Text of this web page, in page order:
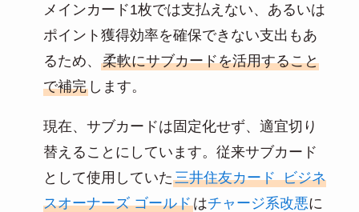
メインカード1枚では支払えない、あるいは
ポイント獲得効率を確保できない支出もあ
るため、 柔軟にサブカードを活用すること
で補完します。
現在、サブカードは固定化せず、適宜切り
替えることにしています。従来サブカード
として使用していた三井住友カード ビジネ
スオーナーズ ゴールドはチャージ系改悪に